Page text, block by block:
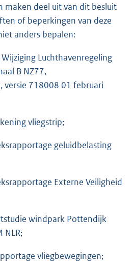
maken deel uit van dit besluit
of beperkingen van deze
anders bepalen:
Luchthavenregeling
B NZ77,
versie 718008 01 februari
vliegstrip;
geluidbelasting
Externe Veiligheid
windpark Pottendijk
NLR;
vliegbewegingen;